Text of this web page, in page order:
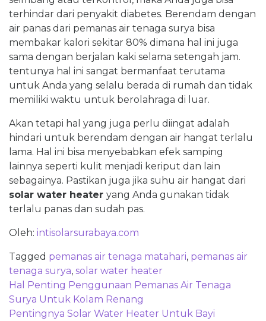
terhindar dari penyakit diabetes. Berendam dengan
air panas dari pemanas air tenaga surya bisa
membakar kalori sekitar 80% dimana hal ini juga
sama dengan berjalan kaki selama setengah jam.
tentunya hal ini sangat bermanfaat terutama
untuk Anda yang selalu berada di rumah dan tidak
memiliki waktu untuk berolahraga di luar.
Akan tetapi hal yang juga perlu diingat adalah
hindari untuk berendam dengan air hangat terlalu
lama. Hal ini bisa menyebabkan efek samping
lainnya seperti kulit menjadi keriput dan lain
sebagainya. Pastikan juga jika suhu air hangat dari
solar water heater yang Anda gunakan tidak
terlalu panas dan sudah pas.
Oleh: intisolarsurabaya.com
Tagged pemanas air tenaga matahari, pemanas air
tenaga surya, solar water heater
Post
Hal Penting Penggunaan Pemanas Air Tenaga
Surya Untuk Kolam Renang
Pentingnya Solar Water Heater Untuk Bayi